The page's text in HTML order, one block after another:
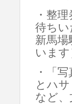
・整
待ち
新馬
います
・「
とハ
など